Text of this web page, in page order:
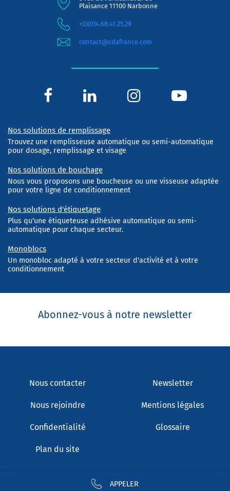
APPELER
Plaisance 11100 Narbonne
+33(0)4.68.41.25.29
contact@cdafrance.com
Nos solutions de remplissage
Trouvez une remplisseuse automatique ou semi-automatique
pour dosage, remplissage et visage
Nos solutions de bouchage
Nous vous proposons une boucheuse ou une visseuse adaptée
pour votre ligne de conditionnement
Nos solutions d'étiquetage
Plus qu'une étiqueteuse adhésive automatique ou semi-
automatique pour chaque secteur.
Monoblocs
Un monobloc adapté à votre secteur d'activité et à votre
conditionnement
Abonnez-vous à notre newsletter
Nous contacter Newsletter
Nous rejoindre Mentions légales
Confidentialité Glossaire
Plan du site